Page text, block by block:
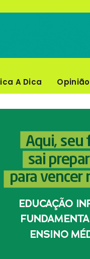
A Dica Opinião